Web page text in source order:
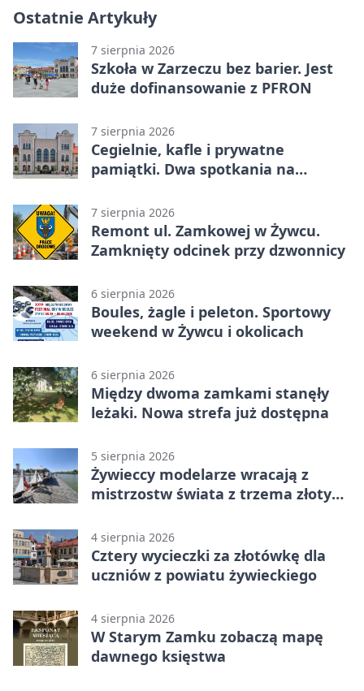
Ostatnie Artykuły
7 sierpnia 2026
Szkoła w Zarzeczu bez barier. Jest
duże dofinansowanie z PFRON
7 sierpnia 2026
Cegielnie, kafle i prywatne
pamiątki. Dwa spotkania na
7 sierpnia 2026
Remont ul. Zamkowej w Żywcu.
Zamknięty odcinek przy dzwonnicy
6 sierpnia 2026
Boules, żagle i peleton. Sportowy
weekend w Żywcu i okolicach
6 sierpnia 2026
Między dwoma zamkami stanęły
leżaki. Nowa strefa już dostępna
5 sierpnia 2026
Żywieccy modelarze wracają z
mistrzostw świata z trzema złotymi
4 sierpnia 2026
Cztery wycieczki za złotówkę dla
uczniów z powiatu żywieckiego
4 sierpnia 2026
W Starym Zamku zobaczą mapę
dawnego księstwa